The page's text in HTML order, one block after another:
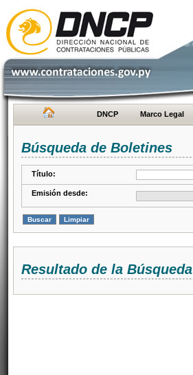
DNCP Marco Legal
Búsqueda de Boletines
Título:
Emisión desde:
Resultado de la Búsqueda